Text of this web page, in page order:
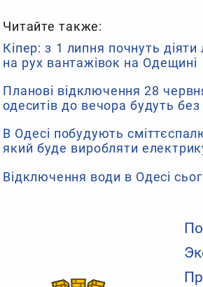
Читайте также:
Кіпер: з 1 липня почнуть діяти
на рух вантажівок на Одещині
Планові відключення 28
одеситів до вечора будуть без
В Одесі побудують
який буде виробляти
Відключення води в Одесі